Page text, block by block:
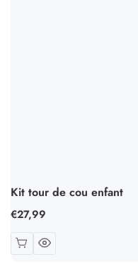
Kit tour de cou enfant
Prix
€27,99